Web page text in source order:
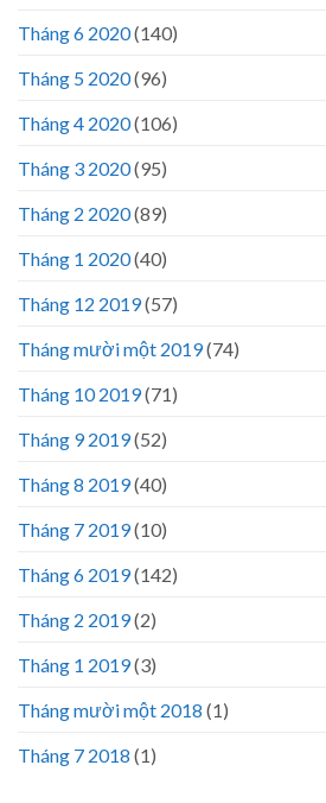
Tháng 6 2020(140)
Tháng 5 2020(96)
Tháng 4 2020(106)
Tháng 3 2020(95)
Tháng 2 2020(89)
Tháng 1 2020(40)
Tháng 12 2019(57)
Tháng mười một 2019(74)
Tháng 10 2019(71)
Tháng 9 2019(52)
Tháng 8 2019(40)
Tháng 7 2019(10)
Tháng 6 2019(142)
Tháng 2 2019(2)
Tháng 1 2019(3)
Tháng mười một 2018 (1)
Tháng 7 2018 (1)